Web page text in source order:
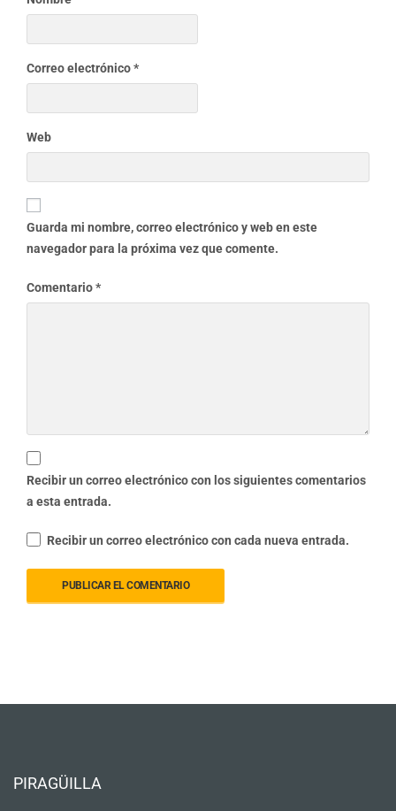
Correo electrónico*
Web
Guarda mi nombre, correo electrónico y web en este
navegador para la próxima vez que comente.
Comentario*
Recibir un correo electrónico con los siguientes comentarios
a esta entrada.
Recibir un correo electrónico con cada nueva entrada.
PIRAGÜILLA